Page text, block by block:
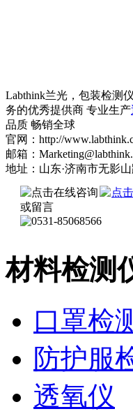
Labthink兰光，包装检测
务的优秀提供商 专业生产
品质 畅销全球
官网：http://
邮箱：
地址：山东·济南市无影
材料检测
口罩检
防护服
透氧仪